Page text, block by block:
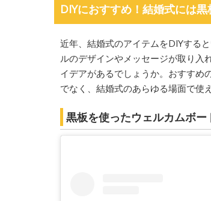
DIYにおすすめ！結婚式には
近年、結婚式のアイテムをDIYする
ルのデザインやメッセージが取り入
イデアがあるでしょうか。おすすめ
でなく、結婚式のあらゆる場面で使
黒板を使ったウェルカムボー